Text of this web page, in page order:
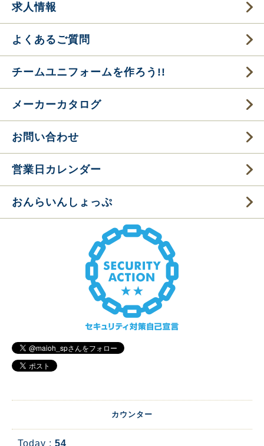
求人情報
よくあるご質問
チームユニフォームを作ろう!!
メーカーカタログ
お問い合わせ
営業日カレンダー
おんらいんしょっぷ
カウンター
Today : 54